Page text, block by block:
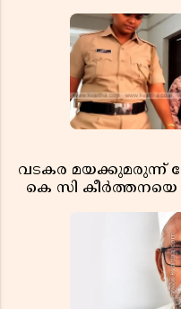
വടകര മയക്കുമരുന്ന്
കെ സി കീർത്തനയെ